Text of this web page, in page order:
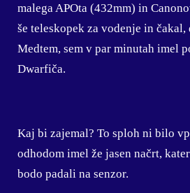
malega APOta (432mm) in
še teleskopek za vodenje in čakal,
Medtem, sem v par minutah imel
Dwarfiča.
Kaj bi zajemal? To sploh ni bilo
odhodom imel že jasen načrt,
bodo padali na senzor.